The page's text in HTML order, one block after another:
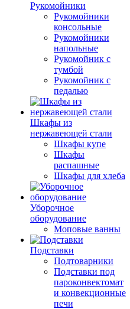
Рукомойники
Рукомойники
консольные
Рукомойники
напольные
Рукомойник с
тумбой
Рукомойник с
педалью
Шкафы из
нержавеющей стали
Шкафы купе
Шкафы
распашные
Шкафы для хлеба
Уборочное
оборудование
Моповые ванны
Подставки
Подтоварники
Подставки под
пароконвектомат
и конвекционные
печи